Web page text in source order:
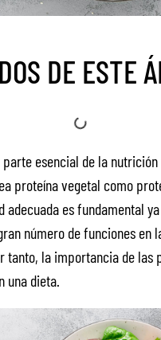
DE ESTE
parte esencial de la
proteína vegetal como
adecuada es fundamental
número de funciones en
tanto, la importancia de las
una dieta.